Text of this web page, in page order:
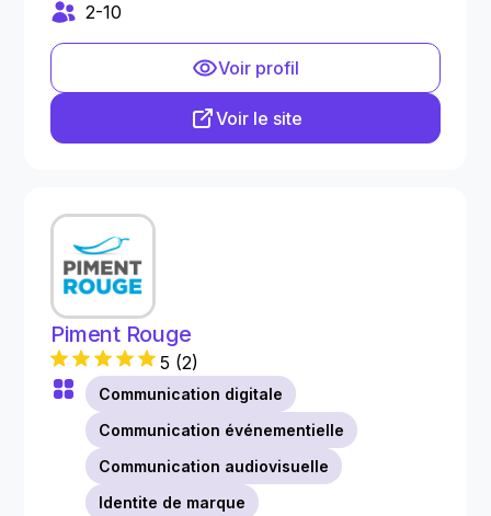
2-10
Voir profil
Voir le site
Piment Rouge
5 (2)
Communication digitale
Communication événementielle
Communication audiovisuelle
Identite de marque